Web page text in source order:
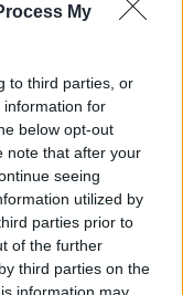
My
to third parties, or
information for
below opt-out
note that after your
seeing
utilized by
parties prior to
of the further
third parties on the
information may